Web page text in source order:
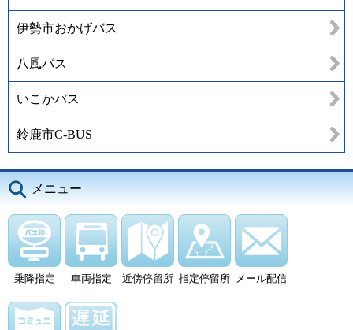
伊勢市おかげバス
八風バス
いこかバス
鈴鹿市C-BUS
メニュー
乗降指定 車両指定 近傍停留所 指定停留所 メール配信